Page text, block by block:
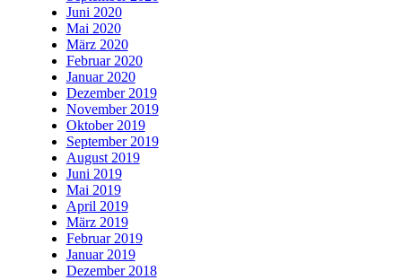
Juni 2020
Mai 2020
März 2020
Februar 2020
Januar 2020
Dezember 2019
November 2019
Oktober 2019
September 2019
August 2019
Juni 2019
Mai 2019
April 2019
März 2019
Februar 2019
Januar 2019
Dezember 2018